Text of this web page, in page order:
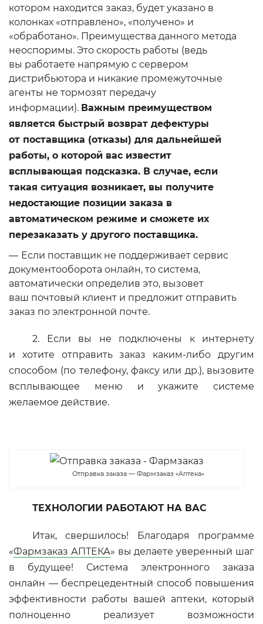
котором находится заказ, будет указано в
колонках «отправлено», «получено» и
«обработано». Преимущества данного метода
неоспоримы. Это скорость работы (ведь
вы работаете напрямую с сервером
дистрибьютора и никакие промежуточные
агенты не тормозят передачу
информации). Важным преимуществом
является быстрый возврат дефектуры
от поставщика (отказы) для дальнейшей
работы, о которой вас известит
всплывающая подсказка. В случае, если
такая ситуация возникает, вы получите
недостающие позиции заказа в
автоматическом режиме и сможете их
перезаказать у другого поставщика.
Если поставщик не поддерживает сервис
документооборота онлайн, то система,
автоматически определив это, вызовет
ваш почтовый клиент и предложит отправить
заказ по электронной почте.
2. Если вы не подключены к интернету
и хотите отправить заказ каким-либо другим
способом (по телефону, факсу или др.), вызовите
всплывающее меню и укажите системе
желаемое действие.
Отправка заказа — Фармзаказ «Аптека»
ТЕХНОЛОГИИ РАБОТАЮТ НА ВАС
Итак, свершилось! Благодаря программе
«Фармзаказ АПТЕКА» вы делаете уверенный шаг
в будущее! Система электронного заказа
онлайн — беспрецедентный способ повышения
эффективности работы вашей аптеки, который
полноценно реализует возможности